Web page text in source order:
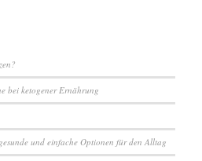
bei ketogener Ernährung
und einfache Optionen für den Alltag